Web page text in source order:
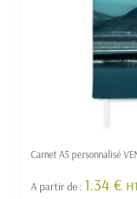
Carnet A5 personnalisé
A partir de : 1.34 €